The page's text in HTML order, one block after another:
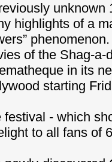
unknown
highlights of a
of the Shag-
in its
starting
festival - which
to all fans of